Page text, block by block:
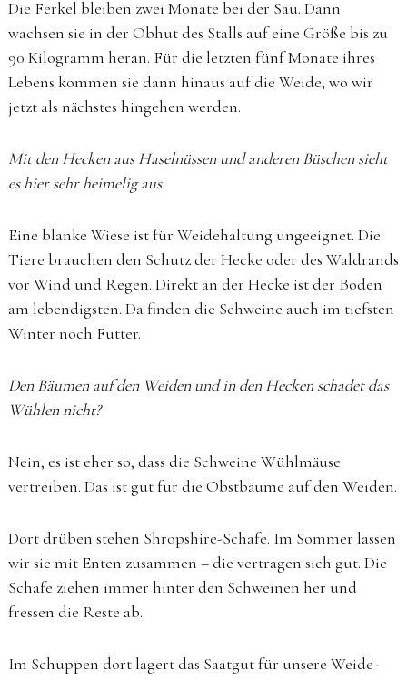
Die Ferkel bleiben zwei Monate bei der Sau. Dann
wachsen sie in der Obhut des Stalls auf eine Größe bis zu
90 Kilogramm heran. Für die letzten fünf Monate ihres
Lebens kommen sie dann hinaus auf die Weide, wo wir
jetzt als nächstes hingehen werden.
Mit den Hecken aus Haselnüssen und anderen Büschen sieht
es hier sehr heimelig aus.
Eine blanke Wiese ist für Weidehaltung ungeeignet. Die
Tiere brauchen den Schutz der Hecke oder des Waldrands
vor Wind und Regen. Direkt an der Hecke ist der Boden
am lebendigsten. Da finden die Schweine auch im tiefsten
Winter noch Futter.
Den Bäumen auf den Weiden und in den Hecken schadet das
Wühlen nicht?
Nein, es ist eher so, dass die Schweine Wühlmäuse
vertreiben. Das ist gut für die Obstbäume auf den Weiden.
Dort drüben stehen Shropshire-Schafe. Im Sommer lassen
wir sie mit Enten zusammen – die vertragen sich gut. Die
Schafe ziehen immer hinter den Schweinen her und
fressen die Reste ab.
Im Schuppen dort lagert das Saatgut für unsere Weide-